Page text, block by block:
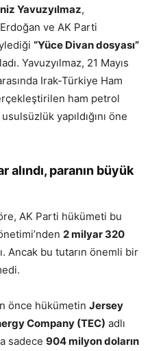
Yavuzyılmaz,
ve AK Parti
“Yüce Divan dosyası”
Yavuzyılmaz, 21 Mayıs
Irak-Türkiye Ham
ham petrol
yapıldığını öne
paranın büyük
AK Parti hükümeti bu
2 milyar 320
Ancak bu tutarın önemli bir
önce hükümetin Jersey
Company (TEC) adlı
sadece 904 milyon doların